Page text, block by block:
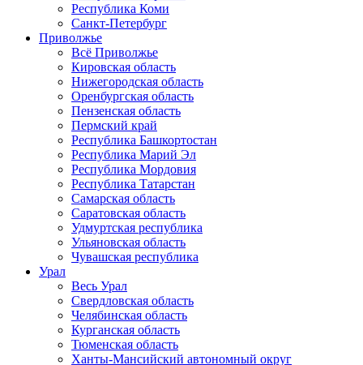
Республика Коми
Санкт-Петербург
Приволжье
Всё Приволжье
Кировская область
Нижегородская область
Оренбургская область
Пензенская область
Пермский край
Республика Башкортостан
Республика Марий Эл
Республика Мордовия
Республика Татарстан
Самарская область
Саратовская область
Удмуртская республика
Ульяновская область
Чувашская республика
Урал
Весь Урал
Свердловская область
Челябинская область
Курганская область
Тюменская область
Ханты-Мансийский автономный округ